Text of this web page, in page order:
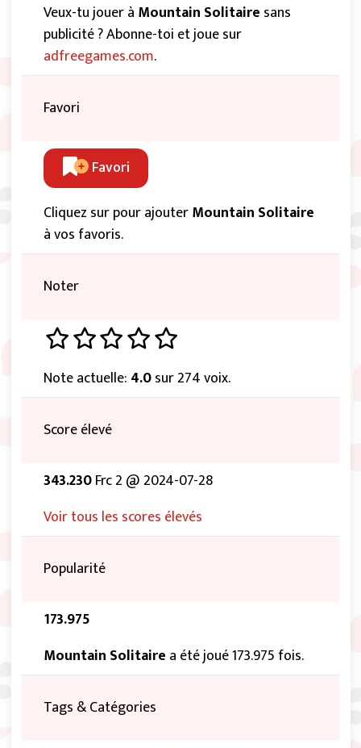
Veux-tu jouer à Mountain Solitaire sans
publicité ? Abonne-toi et joue sur
adfreegames.com.
Favori
Favori
Cliquez sur pour ajouterMountain Solitaire
à vos favoris.
Noter
Note actuelle: 4.0sur 274 voix.
Score élevé
343.230Frc 2 @ 2024-07-28
Voir tous les scores élevés
Popularité
173.975
Mountain Solitaire a été joué 173.975 fois.
Tags & Catégories